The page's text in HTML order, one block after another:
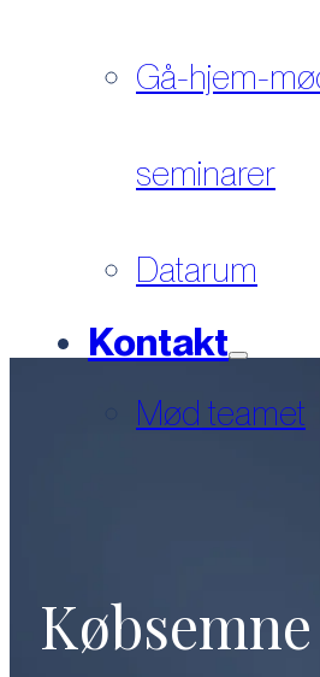
Gå-hjem-
seminarer
Datarum
Kontakt
Mød teamet
Købsemne